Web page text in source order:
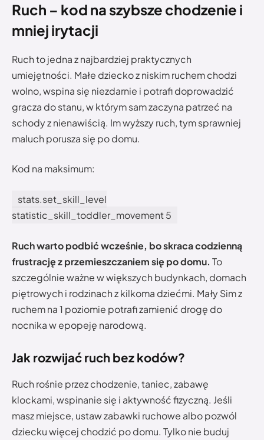
Ruch – kod na szybsze chodzenie i
mniej irytacji
Ruch to jedna z najbardziej praktycznych
umiejętności. Małe dziecko z niskim ruchem chodzi
wolno, wspina się niezdarnie i potrafi doprowadzić
gracza do stanu, w którym sam zaczyna patrzeć na
schody z nienawiścią. Im wyższy ruch, tym sprawniej
maluch porusza się po domu.
Kod na maksimum:
stats.set_skill_level
statistic_skill_toddler_movement 5
Ruch warto podbić wcześnie, bo skraca codzienną
frustrację z przemieszczaniem się po domu. To
szczególnie ważne w większych budynkach, domach
piętrowych i rodzinach z kilkoma dziećmi. Mały Sim z
ruchem na 1 poziomie potrafi zamienić drogę do
nocnika w epopeję narodową.
Jak rozwijać ruch bez kodów?
Ruch rośnie przez chodzenie, taniec, zabawę
klockami, wspinanie się i aktywność fizyczną. Jeśli
masz miejsce, ustaw zabawki ruchowe albo pozwól
dziecku więcej chodzić po domu. Tylko nie buduj